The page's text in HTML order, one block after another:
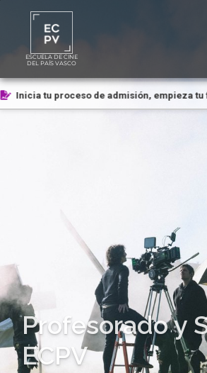
ESCUELA DE CINE
DEL PAÍS VASCO
Inicia tu proceso de admisión, empieza tu
Profesorado y
ECPV